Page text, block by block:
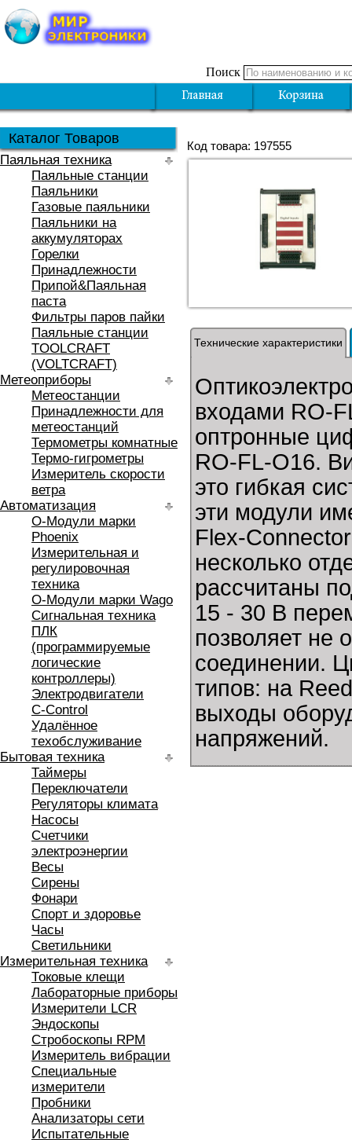
Поиск
Каталог Товаров
Паяльная техника
Паяльные станции
Паяльники
Газовые паяльники
Паяльники на
аккумуляторах
Горелки
Принадлежности
Припой&Паяльная
паста
Фильтры паров пайки
Паяльные станции
TOOLCRAFT
(VOLTCRAFT)
Метеоприборы
Метеостанции
Принадлежности для
метеостанций
Термометры комнатные
Термо-гигрометры
Измеритель скорости
ветра
Автоматизация
O-Модули марки
Phoenix
Измерительная и
регулировочная
техника
O-Модули марки Wago
Сигнальная техника
ПЛК
(программируемые
логические
контроллеры)
Электродвигатели
C-Control
Удалённое
техобслуживание
Бытовая техника
Таймеры
Переключатели
Регуляторы климата
Насосы
Счетчики
электроэнергии
Весы
Сирены
Фонари
Спорт и здоровье
Часы
Светильники
Измерительная техника
Токовые клещи
Лабораторные приборы
Измерители LCR
Эндоскопы
Стробоскопы RPM
Измеритель вибрации
Специальные
измерители
Пробники
Анализаторы сети
Испытательные
Код товара: 197555
Технические характеристики
входами RO-
оптронные
RO-FL-O16.
это гибкая
эти модули
Flex-
несколько
рассчитаны
15 - 30 В
позволяет не
соединении.
типов: на
выходы
напряжений.